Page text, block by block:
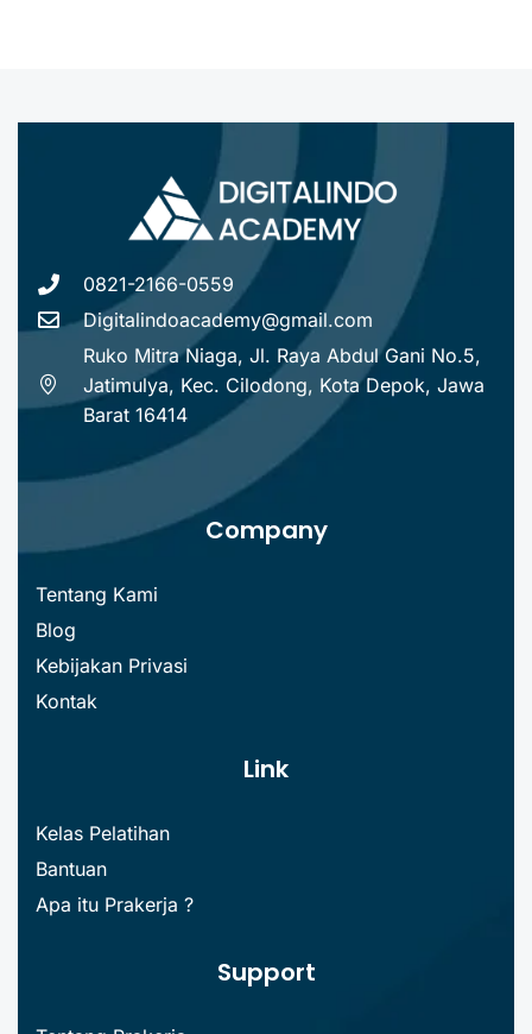
0821-2166-0559
Digitalindoacademy@gmail.com
Ruko Mitra Niaga, Jl. Raya Abdul Gani No.5,
Jatimulya, Kec. Cilodong, Kota Depok, Jawa
Barat 16414
Company
Tentang Kami
Blog
Kebijakan Privasi
Kontak
Link
Kelas Pelatihan
Bantuan
Apa itu Prakerja ?
Support